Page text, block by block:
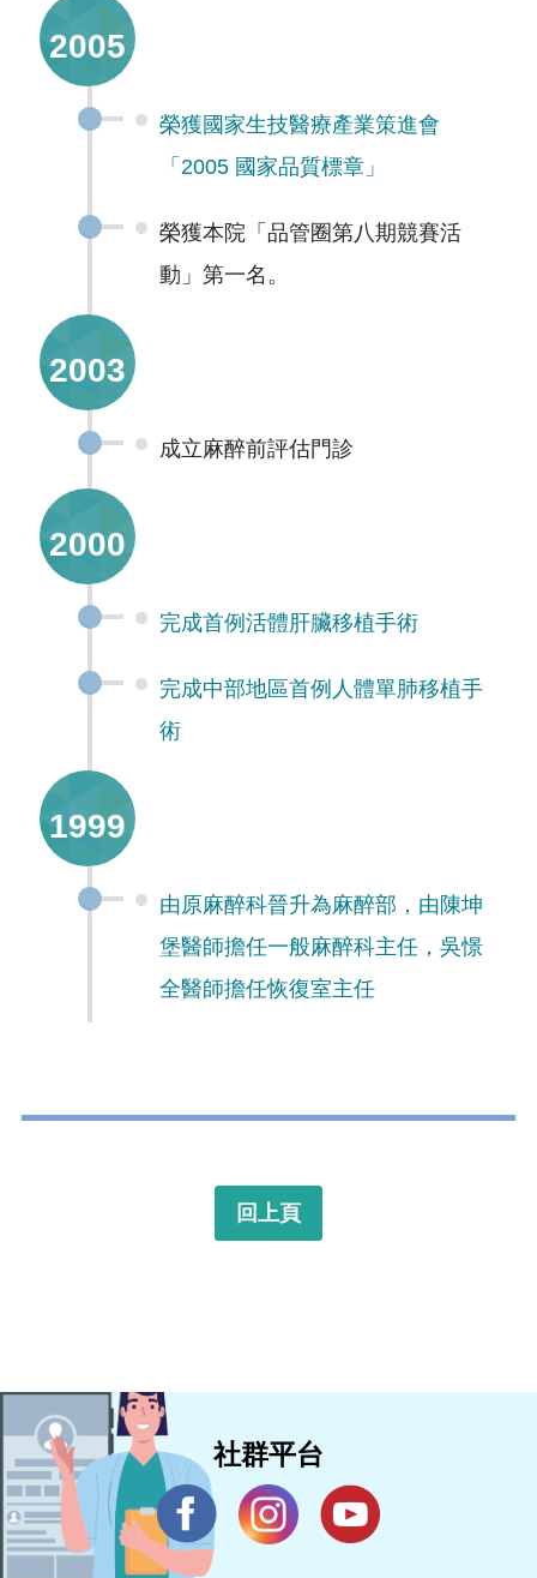
2005
榮獲國家生技醫療產業策進會
「2005 國家品質標章」
榮獲本院「品管圈第八期競賽活
動」第一名。
2003
成立麻醉前評估門診
2000
完成首例活體肝臟移植手術
完成中部地區首例人體單肺移植手
術
1999
由原麻醉科晉升為麻醉部，由陳坤
堡醫師擔任一般麻醉科主任，吳憬
全醫師擔任恢復室主任
回上頁
社群平台